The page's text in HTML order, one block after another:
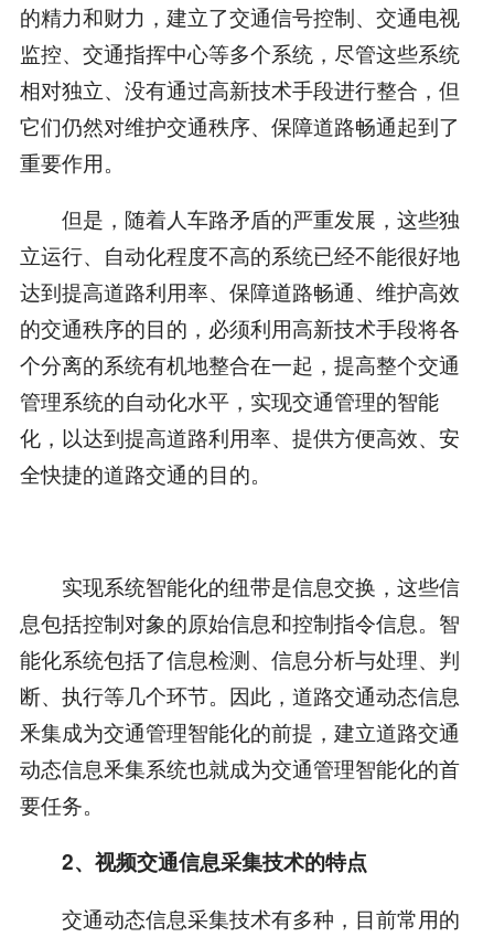
的精力和财力，建立了交通信号控制、交通电视
监控、交通指挥中心等多个系统，尽管这些系统
相对独立、没有通过高新技术手段进行整合，但
它们仍然对维护交通秩序、保障道路畅通起到了
重要作用。
但是，随着人车路矛盾的严重发展，这些独
立运行、自动化程度不高的系统已经不能很好地
达到提高道路利用率、保障道路畅通、维护高效
的交通秩序的目的，必须利用高新技术手段将各
个分离的系统有机地整合在一起，提高整个交通
管理系统的自动化水平，实现交通管理的智能
化，以达到提高道路利用率、提供方便高效、安
全快捷的道路交通的目的。
实现系统智能化的纽带是信息交换，这些信
息包括控制对象的原始信息和控制指令信息。智
能化系统包括了信息检测、信息分析与处理、判
断、执行等几个环节。因此，道路交通动态信息
釆集成为交通管理智能化的前提，建立道路交通
动态信息釆集系统也就成为交通管理智能化的首
要任务。
2、视频交通信息采集技术的特点
交通动态信息采集技术有多种，目前常用的